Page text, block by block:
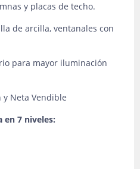
y placas de techo.
de arcilla, ventanales con
para mayor iluminación
Neta Vendible
en 7 niveles: